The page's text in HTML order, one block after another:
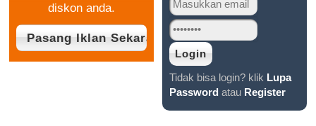
diskon anda.
Tidak bisa login? klik Lupa
Password atau Register